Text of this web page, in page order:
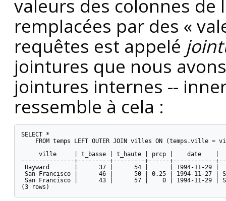
valeurs des colonnes de
remplacées par des «
requêtes est appelé
jointures que nous
jointures internes --
ressemble à cela :
SELECT *
FROM temps LEFT OUTER JOIN villes ON (temps.ville =
ville     | t_basse | t_haute | prcp |    date    |
---------------+---------+---------+------+------------
Hayward       |      37 |      54 |      | 1994-11-
San Francisco |      46 |      50 | 0.25 | 1994-11-27 |
San Francisco |      43 |      57 |    0 | 1994-11-29 |
(3 rows)